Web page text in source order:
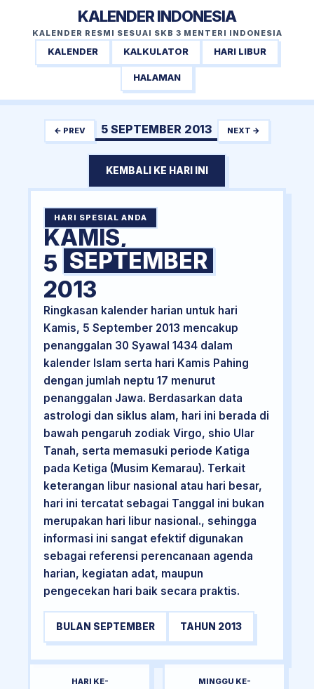
KALENDER INDONESIA
KALENDER RESMI SESUAI SKB 3 MENTERI INDONESIA
KALENDER KALKULATOR HARI LIBUR
HALAMAN
← PREV 5 SEPTEMBER 2013 NEXT →
KEMBALI KE HARI INI
HARI SPESIAL ANDA
KAMIS,
5 SEPTEMBER
2013
Ringkasan kalender harian untuk hari
Kamis, 5 September 2013 mencakup
penanggalan 30 Syawal 1434 dalam
kalender Islam serta hari Kamis Pahing
dengan jumlah neptu 17 menurut
penanggalan Jawa. Berdasarkan data
astrologi dan siklus alam, hari ini berada di
bawah pengaruh zodiak Virgo, shio Ular
Tanah, serta memasuki periode Katiga
pada Ketiga (Musim Kemarau). Terkait
keterangan libur nasional atau hari besar,
hari ini tercatat sebagai Tanggal ini bukan
merupakan hari libur nasional., sehingga
informasi ini sangat efektif digunakan
sebagai referensi perencanaan agenda
harian, kegiatan adat, maupun
pengecekan hari baik secara praktis.
BULAN SEPTEMBER TAHUN 2013
HARI KE- MINGGU KE-